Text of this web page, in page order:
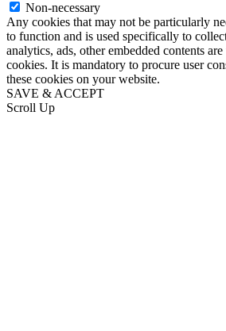
Non-necessary
Any cookies that may not be particularly
to function and is used specifically to
analytics, ads, other embedded contents
cookies. It is mandatory to procure user
these cookies on your website.
SAVE & ACCEPT
Scroll Up